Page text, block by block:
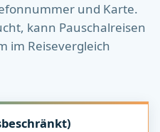
und Karte.
kann Pauschalreisen
im Reisevergleich